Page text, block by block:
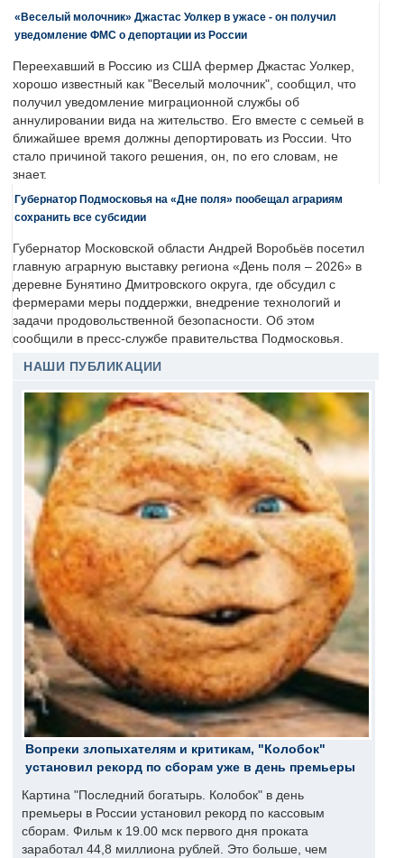
«Веселый молочник» Джастас Уолкер в ужасе - он получил
уведомление ФМС о депортации из России
Переехавший в Россию из США фермер Джастас Уолкер,
хорошо известный как "Веселый молочник", сообщил, что
получил уведомление миграционной службы об
аннулировании вида на жительство. Его вместе с семьей в
ближайшее время должны депортировать из России. Что
стало причиной такого решения, он, по его словам, не
знает.
Губернатор Подмосковья на «Дне поля» пообещал аграриям
сохранить все субсидии
Губернатор Московской области Андрей Воробьёв посетил
главную аграрную выставку региона «День поля – 2026» в
деревне Бунятино Дмитровского округа, где обсудил с
фермерами меры поддержки, внедрение технологий и
задачи продовольственной безопасности. Об этом
сообщили в пресс-службе правительства Подмосковья.
НАШИ ПУБЛИКАЦИИ
Вопреки злопыхателям и критикам, "Колобок"
установил рекорд по сборам уже в день премьеры
Картина "Последний богатырь. Колобок" в день
премьеры в России установил рекорд по кассовым
сборам. Фильм к 19.00 мск первого дня проката
заработал 44,8 миллиона рублей. Это больше, чем